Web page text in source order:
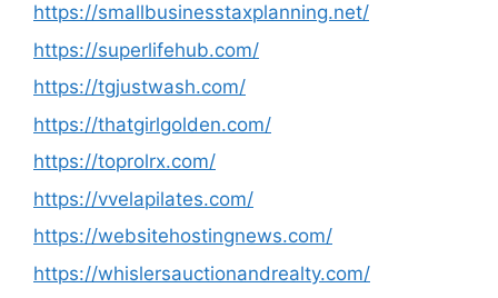
https://smallbusinesstaxplanning.net/
https://superlifehub.com/
https://tgjustwash.com/
https://thatgirlgolden.com/
https://toprolrx.com/
https://vvelapilates.com/
https://websitehostingnews.com/
https://whislersauctionandrealty.com/